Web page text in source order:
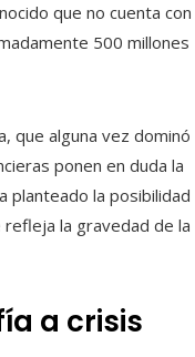
que no cuenta con
500 millones
que alguna vez dominó
ponen en duda la
planteado la posibilidad
la gravedad de la
a crisis